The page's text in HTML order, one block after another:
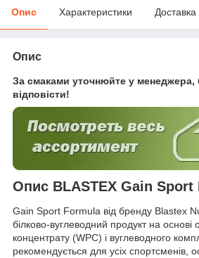
Опис Характеристики Доставка
Опис
За смаками уточнюйте у менеджера,
відповісти!
Опис BLASTEX Gain Sport
Gain Sport Formula від бренду Blastex
білково-вуглеводний продукт на основі
концентрату (WPC) і вуглеводного
рекомендується для усіх спортсменів,